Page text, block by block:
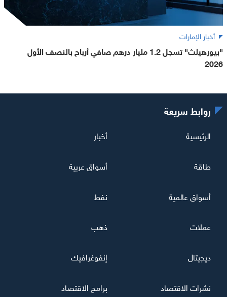
أخبار الإمارات
"بيورهيلث" تسجل 1.2 مليار درهم صافي أرباح بالنصف الأول
2026
روابط سريعة
الرئيسية أخبار
طاقة أسواق عربية
أسواق عالمية نفط
عملات ذهب
ديجيتال إنفوغرافيك
نشرات الاقتصاد برامج الاقتصاد